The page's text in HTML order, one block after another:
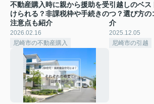
不動産購入時に親から援助を受
けられる？非課税枠や手続きの
注意点も紹介
2026.02.16
尼崎市の不動産購入
引越しのベス
つ？選び方の
介
2025.12.05
尼崎市の引越